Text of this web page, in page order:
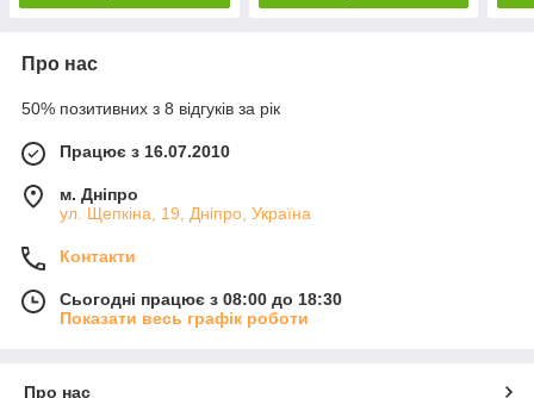
Про нас
50% позитивних з 8 відгуків за рік
Працює з 16.07.2010
м. Дніпро
ул. Щепкіна, 19, Дніпро, Україна
Контакти
Сьогодні працює з 08:00 до 18:30
Показати весь графік роботи
Про нас